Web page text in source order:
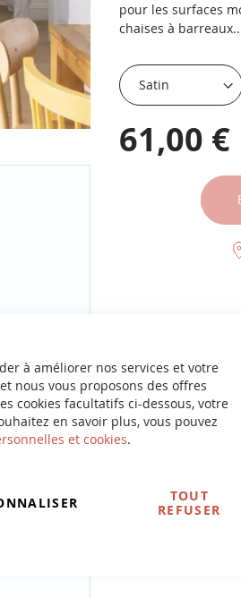
à améliorer nos services et votre
nous vous proposons des offres
cookies facultatifs ci-dessous, votre
en savoir plus, vous pouvez
et cookies.
TOUT
REFUSER
pour les surfaces
chaises à
61,00 €